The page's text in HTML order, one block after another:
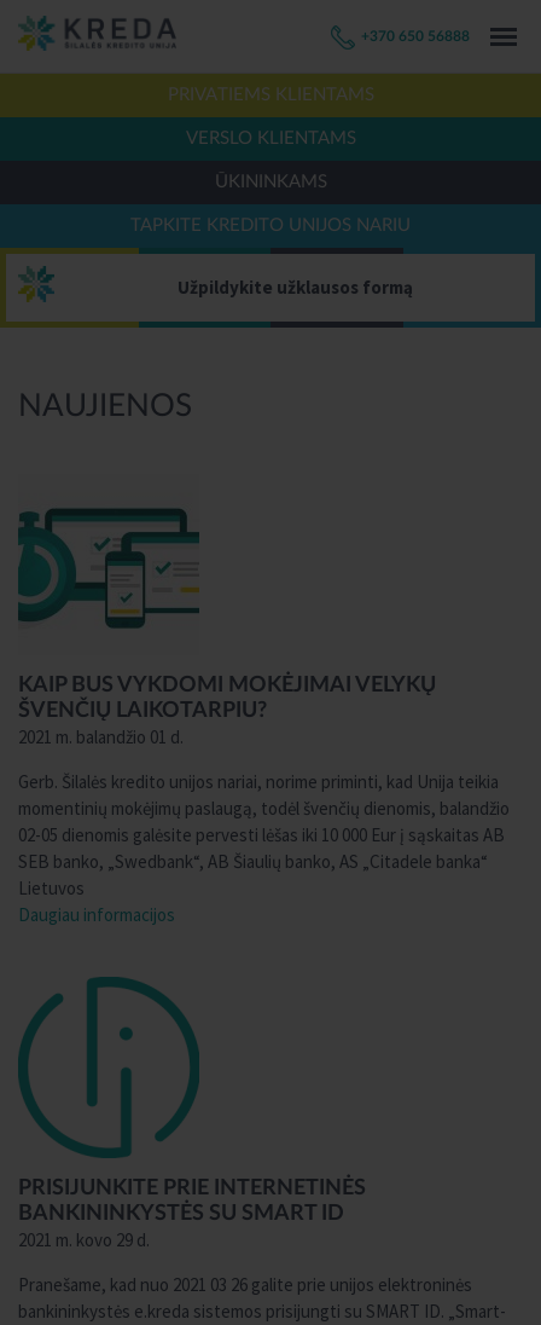
+370 650 56888
PRIVATIEMS KLIENTAMS
VERSLO KLIENTAMS
ŪKININKAMS
TAPKITE KREDITO UNIJOS NARIU
Užpildykite užklausos formą
NAUJIENOS
KAIP BUS VYKDOMI MOKĖJIMAI VELYKŲ
ŠVENČIŲ LAIKOTARPIU?
2021 m. balandžio 01 d.
Gerb. Šilalės kredito unijos nariai, norime priminti, kad Unija teikia
momentinių mokėjimų paslaugą, todėl švenčių dienomis, balandžio
02-05 dienomis galėsite pervesti lėšas iki 10 000 Eur į sąskaitas AB
SEB banko, „Swedbank“, AB Šiaulių banko, AS „Citadele banka“
Lietuvos
Daugiau informacijos
PRISIJUNKITE PRIE INTERNETINĖS
BANKININKYSTĖS SU SMART ID
2021 m. kovo 29 d.
Pranešame, kad nuo 2021 03 26 galite prie unijos elektroninės
bankininkystės e.kreda sistemos prisijungti su SMART ID. „Smart-